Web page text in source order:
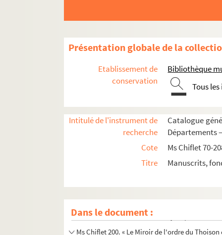
Présentation globale de la
Etablissement de
conservation
Bibliothèque
Tous
Intitulé de l'instrument de
recherche
Catalogue
Départements
Cote
Ms Chiflet 70-
Titre
Manuscrits,
Dans le document :
Ms Chiflet 187-188. « Papiers concernans
Ms Chiflet 190. « Patrocinii reorum capitis
Ms Chiflet 191. « Monita politica ad
Ms Chiflet 192. « Aeneae Sylvii Piccolomini,
Ms Chiflet 193. Recueil des lettres
Ms Chiflet 194. Lettres reçues par Philippe-
Ms Chiflet 196. « Recueil de jurisprudence
Ms Chiflet 197. « Recueil de certains
Ms Chiflet 198. « Recueil des arrêts de M.
Ms Chiflet 199. Questions de jurisprudence
Ms Chiflet 200. « Le Miroir de l'ordre du